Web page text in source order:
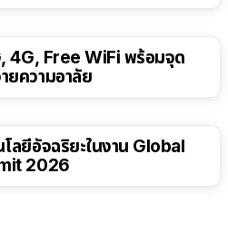
4G, Free WiFi พร้อมจุด
ยความอาลัย
ลยีอัจฉริยะในงาน Global
2026